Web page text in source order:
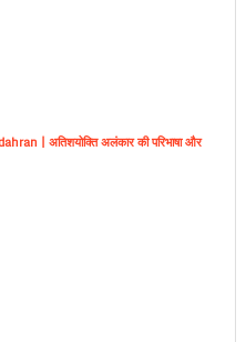
| अतिशयोक्ति अलंकार की परिभाषा और